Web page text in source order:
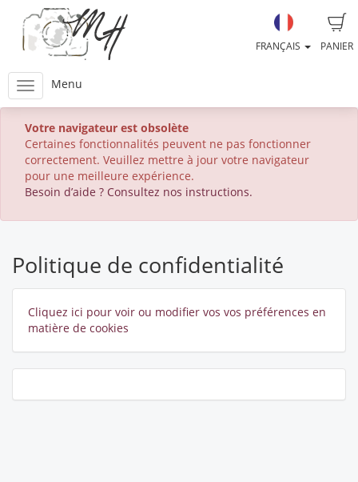
PANIER
FRANÇAIS
Menu
Votre navigateur est obsolète
Certaines fonctionnalités peuvent ne pas fonctionner
correctement. Veuillez mettre à jour votre navigateur
pour une meilleure expérience.
Besoin d’aide ? Consultez nos instructions.
Politique de confidentialité
Cliquez ici pour voir ou modifier vos vos préférences en
matière de cookies